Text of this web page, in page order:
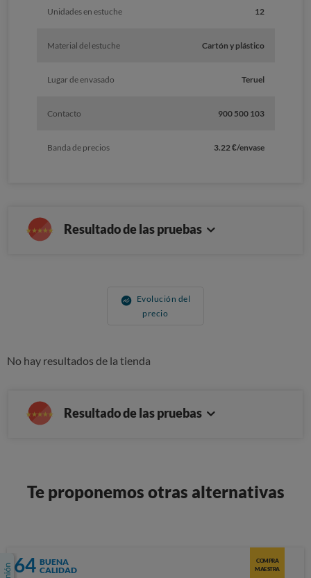
Unidades en estuche 12
Material del estuche Cartón y plástico
Lugar de envasado Teruel
Contacto 900 500 103
Banda de precios 3.22 €/envase
Resultado de las pruebas
Evolución del
precio
No hay resultados de la tienda
Resultado de las pruebas
Te proponemos otras alternativas
64 BUENA
CALIDAD
COMPRA
MAESTRA